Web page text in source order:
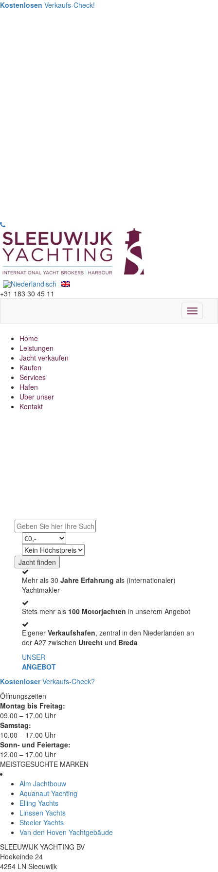
Kostenlosen Verkaufs-Check!
+31 183 30 45 11
Toggle
Home
Leistungen
Jacht verkaufen
Kaufen
Services
Hafen
Uber unser
Kontakt
Jacht finden
Mehr als 30 Jahre Erfahrung als (internationaler)
Yachtmakler
Stets mehr als 100 Motorjachten in unserem Angebot
Eigener Verkaufshafen, zentral in den Niederlanden an
der A27 zwischen Utrecht und Breda
UNSER
ANGEBOT
KostenloserVerkaufs-Check?
Öffnungszeiten
Montag bis Freitag:
09.00 – 17.00 Uhr
Samstag:
10.00 – 17.00 Uhr
Sonn- und Feiertage:
12.00 – 17.00 Uhr
MEISTGESUCHTE MARKEN
Alm Jachtbouw
Aquanaut Yachting
Elling Yachts
Linssen Yachts
Steeler Yachts
Van den Hoven Yachtgebäude
SLEEUWIJK YACHTING BV
Hoekeinde 24
4254 LN Sleeuwijk